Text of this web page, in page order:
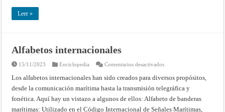
Leer »
Alfabetos internacionales
15/11/2023 Enciclopedia Comentarios desactivadosen
internacionales
Los alfabetos internacionales han sido creados para diversos propósitos,
desde la comunicación marítima hasta la transmisión telegráfica y
fonética. Aquí hay un vistazo a algunos de ellos: Alfabeto de banderas
marítimas: Utilizado en el Código Internacional de Señales Marítimas,